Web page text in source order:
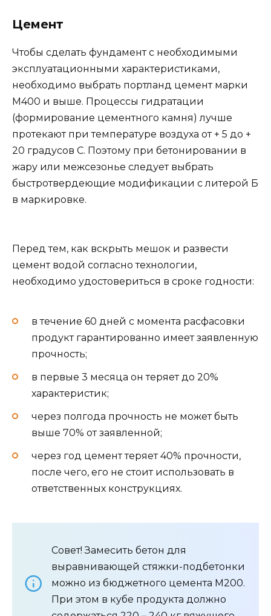
Цемент
Чтобы сделать фундамент с необходимыми
эксплуатационными характеристиками,
необходимо выбрать портланд цемент марки
М400 и выше. Процессы гидратации
(формирование цементного камня) лучше
протекают при температуре воздуха от + 5 до +
20 градусов C. Поэтому при бетонировании в
жару или межсезонье следует выбрать
быстротвердеющие модификации с литерой Б
в маркировке.
Перед тем, как вскрыть мешок и развести
цемент водой согласно технологии,
необходимо удостовериться в сроке годности:
в течение 60 дней с момента расфасовки
продукт гарантированно имеет заявленную
прочность;
в первые 3 месяца он теряет до 20%
характеристик;
через полгода прочность не может быть
выше 70% от заявленной;
через год цемент теряет 40% прочности,
после чего, его не стоит использовать в
ответственных конструкциях.
Совет! Замесить бетон для
выравнивающей стяжки-подбетонки
можно из бюджетного цемента М200.
При этом в кубе продукта должно